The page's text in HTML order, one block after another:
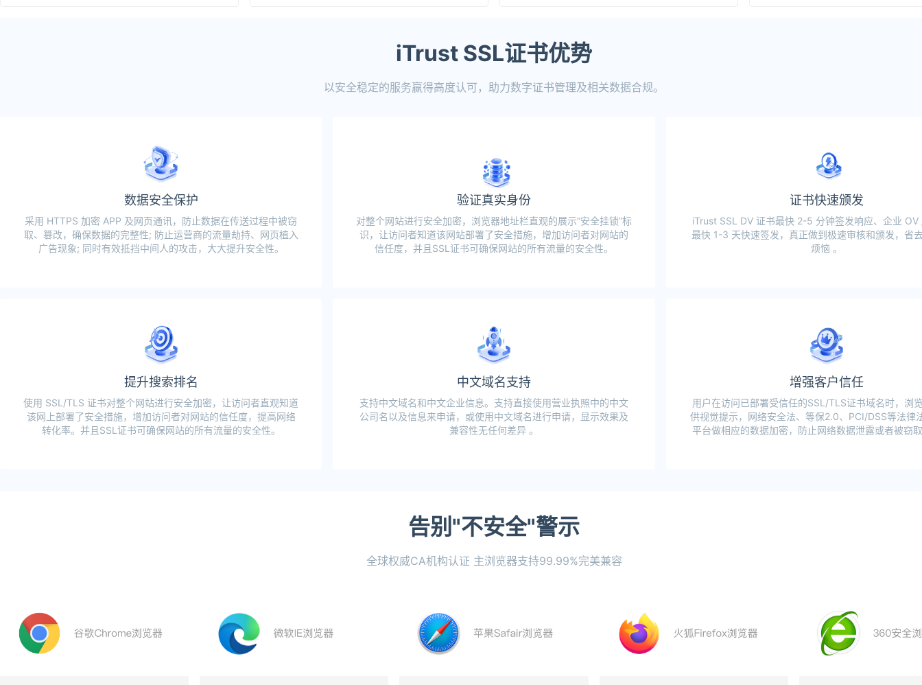
iTrust SSL证书优势
以安全稳定的服务赢得高度认可，助力数字证书管理及相关数据合规。
数据安全保护
采用 HTTPS 加密 APP 及网页通讯，防止数据在传送过程中被窃
取、篡改，确保数据的完整性; 防止运营商的流量劫持、网页植入
广告现象; 同时有效抵挡中间人的攻击，大大提升安全性。
验证真实身份
对整个网站进行安全加密，浏览器地址栏直观的展示“安全挂锁”标
识，让访问者知道该网站部署了安全措施，增加访问者对网站的
信任度，并且SSL证书可确保网站的所有流量的安全性。
证书快速颁发
iTrust SSL DV 证书最快 2-5 分钟签发响应、企业 OV
最快 1-3 天快速签发，真正做到极速审核和颁发，省
烦恼 。
提升搜索排名
使用 SSL/TLS 证书对整个网站进行安全加密，让访问者直观知道
该网上部署了安全措施，增加访问者对网站的信任度，提高网络
转化率。并且SSL证书可确保网站的所有流量的安全性。
中文域名支持
支持中文域名和中文企业信息。支持直接使用营业执照中的中文
公司名以及信息来申请，或使用中文域名进行申请，显示效果及
兼容性无任何差异 。
增强客户信任
用户在访问已部署受信任的SSL/TLS证书域名时，浏
供视觉提示，网络安全法、等保2.0、PCI/DSS等法律
平台做相应的数据加密，防止网络数据泄露或者被窃
告别"不安全"警示
全球权威CA机构认证 主浏览器支持99.99%完美兼容